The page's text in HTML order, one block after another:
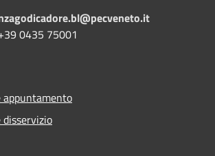
0435 75001
appuntamento
disservizio